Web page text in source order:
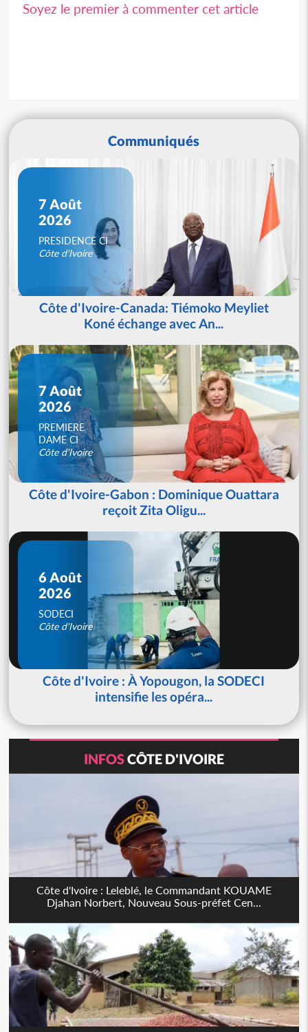
Soyez le premier à commenter cet article
Communiqués
7 Août
2026
PRESIDENCE CI
Côte d'Ivoire
Côte d'Ivoire-Canada: Tiémoko Meyliet
Koné échange avec An...
7 Août
2026
PREMIERE
DAME CI
Côte d'Ivoire
Côte d'Ivoire-Gabon : Dominique Ouattara
reçoit Zita Oligu...
6 Août
2026
SODECI
Côte d'Ivoire
Côte d'Ivoire : À Yopougon, la SODECI
intensifie les opéra...
INFOSCÔTE D'IVOIRE
Côte d'Ivoire : Leleblé, le Commandant KOUAME
Djahan Norbert, Nouveau Sous-préfet Cen...